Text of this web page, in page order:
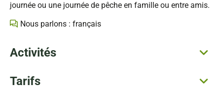
journée ou une journée de pêche en famille ou entre amis.
Nous parlons : français
Activités
Tarifs